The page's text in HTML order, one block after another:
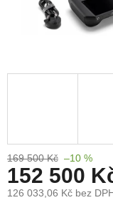
169 500 Kč –10 %
152 500
126 033,06 Kč bez